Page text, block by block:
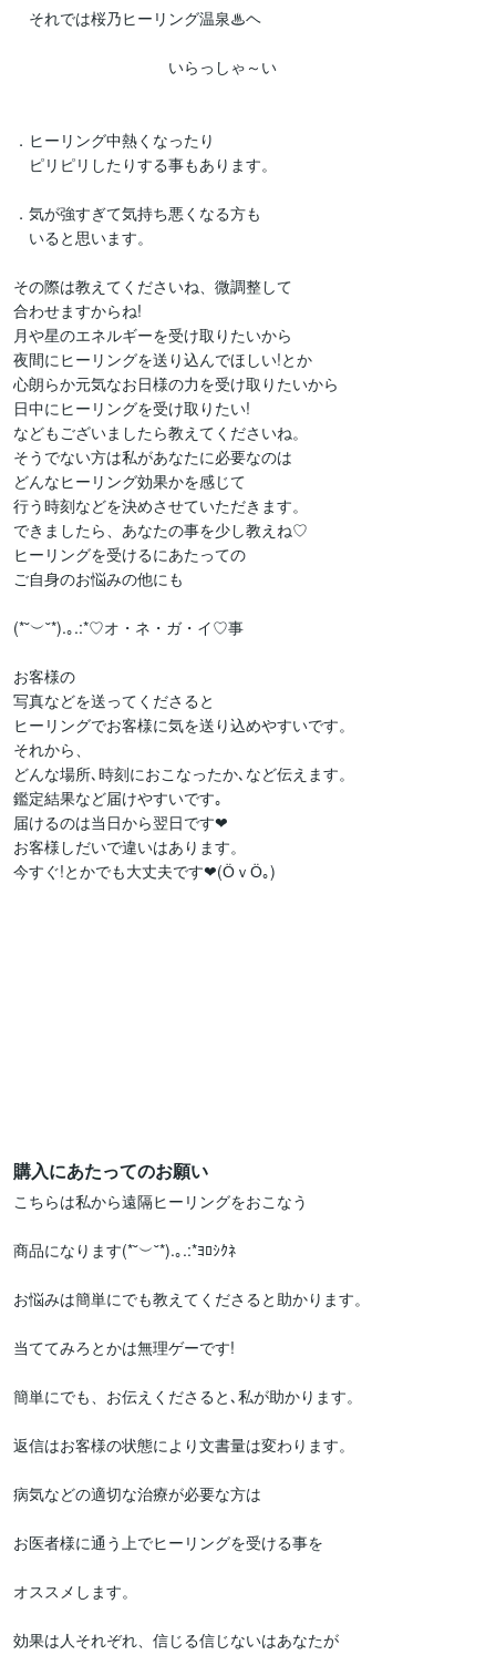
それでは桜乃ヒーリング温泉♨ヘ
いらっしゃ～い
．ヒーリング中熱くなったり
ピリピリしたりする事もあります。
．気が強すぎて気持ち悪くなる方も
いると思います。
その際は教えてくださいね、微調整して
合わせますからね!
月や星のエネルギーを受け取りたいから
夜間にヒーリングを送り込んでほしい!とか
心朗らか元気なお日様の力を受け取りたいから
日中にヒーリングを受け取りたい!
などもございましたら教えてくださいね。
そうでない方は私があなたに必要なのは
どんなヒーリング効果かを感じて
行う時刻などを決めさせていただきます。
できましたら、あなたの事を少し教えね♡
ヒーリングを受けるにあたっての
ご自身のお悩みの他にも
(*˘︶˘*).｡.:*♡オ・ネ・ガ・イ♡事
お客様の
写真などを送ってくださると
ヒーリングでお客様に気を送り込めやすいです。
それから、
どんな場所､時刻におこなったか､など伝えます。
鑑定結果など届けやすいです｡
届けるのは当日から翌日です❤
お客様しだいで違いはあります。
今すぐ!とかでも大丈夫です❤(ӦｖӦ｡)
購入にあたってのお願い
こちらは私から遠隔ヒーリングをおこなう
商品になります(*˘︶˘*).｡.:*ﾖﾛｼｸﾈ
お悩みは簡単にでも教えてくださると助かります。
当ててみろとかは無理ゲーです!
簡単にでも、お伝えくださると､私が助かります。
返信はお客様の状態により文書量は変わります。
病気などの適切な治療が必要な方は
お医者様に通う上でヒーリングを受ける事を
オススメします。
効果は人それぞれ、信じる信じないはあなたが